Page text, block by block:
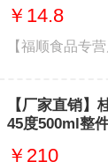
￥14.8
【福顺食品专
【厂家直销】
45度500ml整
￥210